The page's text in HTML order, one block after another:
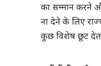
का सम्मान करने
ना देने के लिए
कुछ विशेष छूट